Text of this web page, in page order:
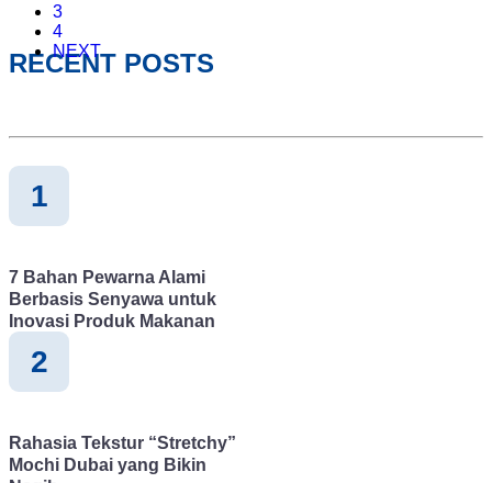
3
4
NEXT
RECENT POSTS
1
7 Bahan Pewarna Alami
Berbasis Senyawa untuk
Inovasi Produk Makanan
2
Rahasia Tekstur “Stretchy”
Mochi Dubai yang Bikin